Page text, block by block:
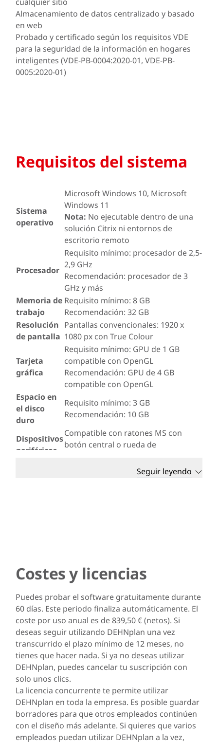
Almacenamiento de datos centralizado y basado
en web
Probado y certificado según los requisitos VDE
para la seguridad de la información en hogares
inteligentes (VDE-PB-0004:2020-01, VDE-PB-
0005:2020-01)
Requisitos del sistema
Sistema
operativo
Microsoft Windows 10, Microsoft
Windows 11
Nota: No ejecutable dentro de una
solución Citrix ni entornos de
escritorio remoto
Procesador
Requisito mínimo: procesador de 2,5-
2,9 GHz
Recomendación: procesador de 3
GHz y más
Memoria de
trabajo
Requisito mínimo: 8 GB
Recomendación: 32 GB
Resolución
de pantalla
Pantallas convencionales: 1920 x
1080 px con True Colour
Tarjeta
gráfica
Requisito mínimo: GPU de 1 GB
compatible con OpenGL
Recomendación: GPU de 4 GB
compatible con OpenGL
Espacio en
el disco
duro
Requisito mínimo: 3 GB
Recomendación: 10 GB
Dispositivos
periféricos
Compatible con ratones MS con
botón central o rueda de
Microsoft Edge (recomendado),
Seguir leyendo
Costes y licencias
Puedes probar el software gratuitamente durante
60 días. Este periodo finaliza automáticamente. El
coste por uso anual es de 839,50 € (netos). Si
deseas seguir utilizando DEHNplan una vez
transcurrido el plazo mínimo de 12 meses, no
tienes que hacer nada. Si ya no deseas utilizar
DEHNplan, puedes cancelar tu suscripción con
solo unos clics.
La licencia concurrente te permite utilizar
DEHNplan en toda la empresa. Es posible guardar
borradores para que otros empleados continúen
con el diseño más adelante. Si quieres que varios
empleados puedan utilizar DEHNplan a la vez,